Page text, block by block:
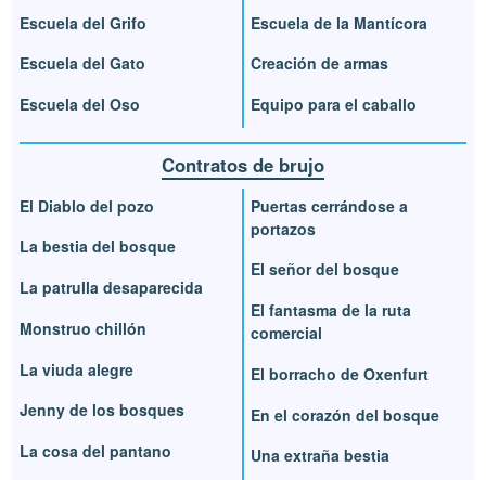
Escuela del Grifo
Escuela del Gato
Escuela del Oso
Escuela de la Mantícora
Creación de armas
Equipo para el caballo
Contratos de brujo
El Diablo del pozo
La bestia del bosque
La patrulla desaparecida
Monstruo chillón
La viuda alegre
Jenny de los bosques
La cosa del pantano
Puertas cerrándose a
portazos
El señor del bosque
El fantasma de la ruta
comercial
El borracho de Oxenfurt
En el corazón del bosque
Una extraña bestia